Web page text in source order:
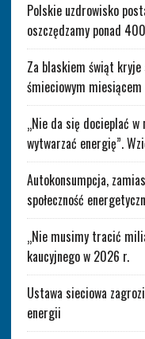
Polskie uzdrowisko
oszczędzamy ponad
Za blaskiem świąt
śmieciowym miesiącem
„Nie da się docieplać w
wytwarzać energię”.
Autokonsumpcja,
społeczność
„Nie musimy tracić
kaucyjnego w 2026 r.
Ustawa sieciowa
energii